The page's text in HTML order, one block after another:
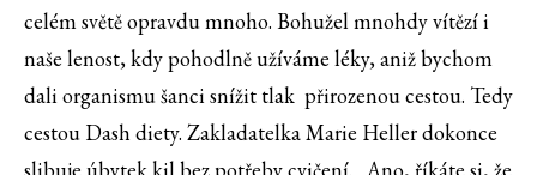
celém světě opravdu mnoho. Bohužel mnohdy vítězí i
naše lenost, kdy pohodlně užíváme léky, aniž bychom
dali organismu šanci snížit tlak přirozenou cestou. Tedy
cestou Dash diety. Zakladatelka Marie Heller dokonce